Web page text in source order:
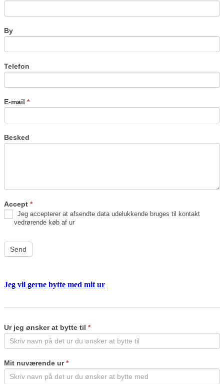
By
Telefon
E-mail *
Besked
Accept *
Jeg accepterer at afsendte data udelukkende bruges til kontakt
vedrørende køb af ur
Send
Jeg vil gerne bytte med mit ur
Ur jeg ønsker at bytte til *
Mit nuværende ur*
human,
leave
this
blank.